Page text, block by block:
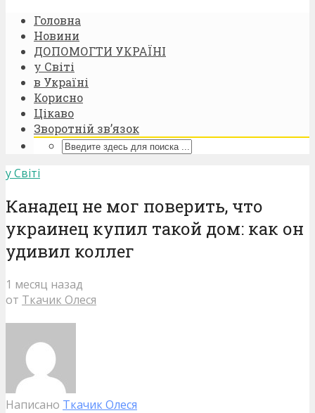
Головна
Новини
ДОПОМОГТИ УКРАЇНІ
у Світі
в Україні
Корисно
Цікаво
Зворотній зв’язок
у Світі
Канадец не мог поверить, что
украинец купил такой дом: как он
удивил коллег
1 месяц назад
от Ткачик Олеся
Написано Ткачик Олеся